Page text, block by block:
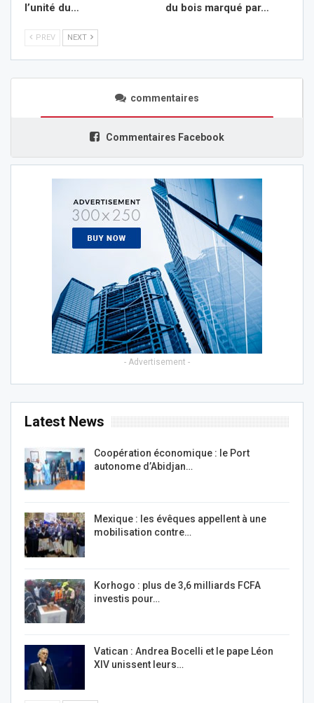
l’unité du…
du bois marqué par…
PREV NEXT
commentaires
Commentaires Facebook
- Advertisement -
Latest News
Coopération économique : le Port
autonome d’Abidjan…
Mexique : les évêques appellent à une
mobilisation contre…
Korhogo : plus de 3,6 milliards FCFA
investis pour…
Vatican : Andrea Bocelli et le pape Léon
XIV unissent leurs…